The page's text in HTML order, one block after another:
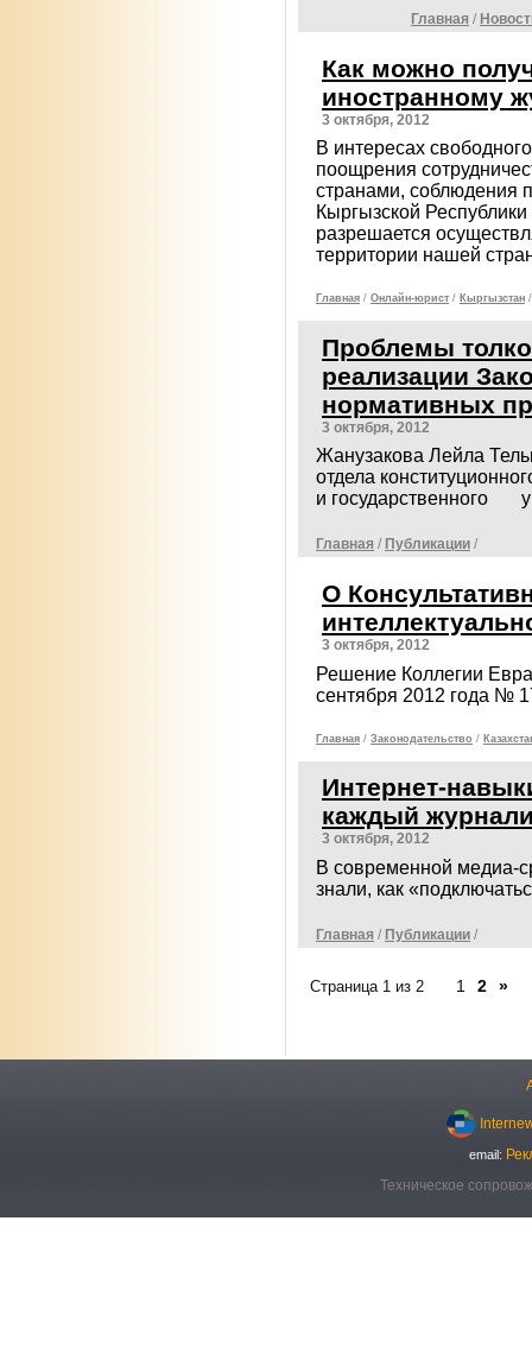
Главная /
Как можно
иностранному
3 октября, 2012
В интересах
поощрения
странами, соблюдения
Кыргызской
разрешается
территории нашей
Главная / Онлайн-юрист / Кыргызстан /
Проблемы
реализации
нормативных
3 октября, 2012
Жанузакова Лейла
отдела
и государственного
Главная / Публикации /
О
3 октября, 2012
Решение Коллегии
сентября 2012 года №
Главная / Законодательcтво /
Интернет-
каждый
3 октября, 2012
В современной медиа-
знали, как
Главная / Публикации /
Страница 1 из 2 1 2 »
email:
Техническое